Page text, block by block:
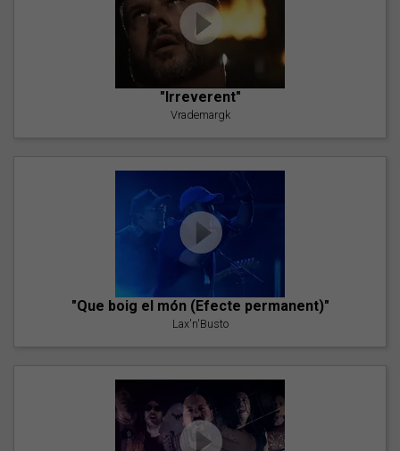
"Irreverent"
Vrademargk
"Que boig el món (Efecte permanent)"
Lax'n'Busto